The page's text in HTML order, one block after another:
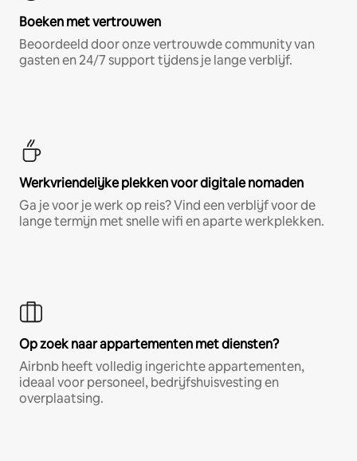
Boeken met vertrouwen
Beoordeeld door onze vertrouwde community van
gasten en 24/7 support tijdens je lange verblijf.
Werkvriendelijke plekken voor digitale nomaden
Ga je voor je werk op reis? Vind een verblijf voor de
lange termijn met snelle wifi en aparte werkplekken.
Op zoek naar appartementen met diensten?
Airbnb heeft volledig ingerichte appartementen,
ideaal voor personeel, bedrijfshuisvesting en
overplaatsing.